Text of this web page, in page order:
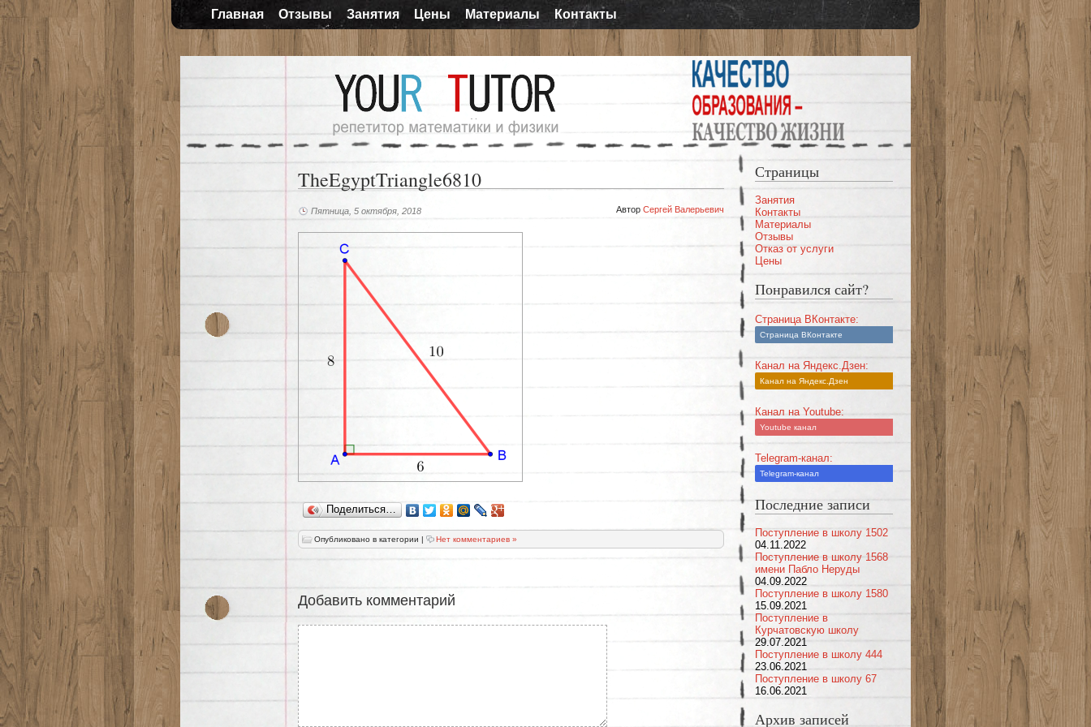
Главная Отзывы Занятия Цены Материалы Контакты
TheEgyptTriangle6810
Автор Сергей Валерьевич
Пятница, 5 октября, 2018
Поделиться…
Опубликовано в категории | Нет комментариев »
Добавить комментарий
Страницы
Занятия
Контакты
Материалы
Отзывы
Отказ от услуги
Цены
Понравился сайт?
Cтраница ВКонтакте:
Страница ВКонтакте
Канал на Яндекс.Дзен:
Канал на Яндекс.Дзен
Канал на Youtube:
Youtube канал
Telegram-канал:
Telegram-канал
Последние записи
Поступление в школу 1502
04.11.2022
Поступление в школу 1568
имени Пабло Неруды
04.09.2022
Поступление в школу 1580
15.09.2021
Поступление в
Курчатовскую школу
29.07.2021
Поступление в школу 444
23.06.2021
Поступление в школу 67
16.06.2021
Архив записей